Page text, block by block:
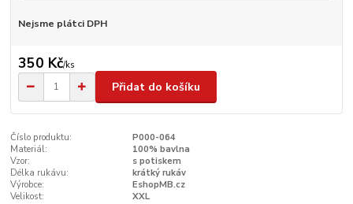
Nejsme plátci DPH
350 Kč/ks
Přidat do košíku
Číslo produktu:
P000-064
Materiál:
100% bavlna
Vzor:
s potiskem
Délka rukávu:
krátký rukáv
Výrobce:
EshopMB.cz
Velikost:
XXL